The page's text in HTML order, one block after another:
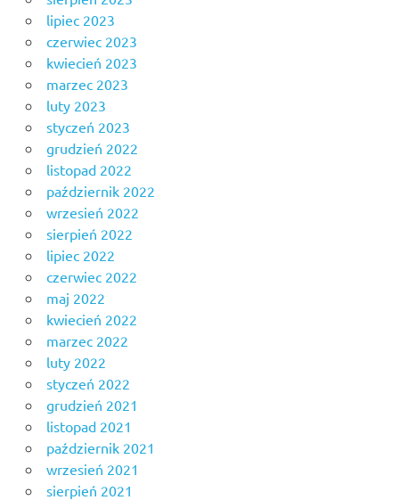
lipiec 2023
czerwiec 2023
kwiecień 2023
marzec 2023
luty 2023
styczeń 2023
grudzień 2022
listopad 2022
październik 2022
wrzesień 2022
sierpień 2022
lipiec 2022
czerwiec 2022
maj 2022
kwiecień 2022
marzec 2022
luty 2022
styczeń 2022
grudzień 2021
listopad 2021
październik 2021
wrzesień 2021
sierpień 2021